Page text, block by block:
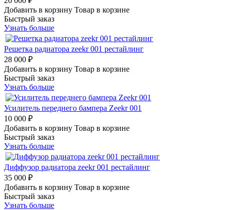
Добавить в корзину Товар в корзине
Быстрый заказ
Узнать больше
Решетка радиатора zeekr 001 рестайлинг
28 000 ₽
Добавить в корзину Товар в корзине
Быстрый заказ
Узнать больше
Усилитель переднего бампера Zeekr 001
10 000 ₽
Добавить в корзину Товар в корзине
Быстрый заказ
Узнать больше
Диффузор радиатора zeekr 001 рестайлинг
35 000 ₽
Добавить в корзину Товар в корзине
Быстрый заказ
Узнать больше